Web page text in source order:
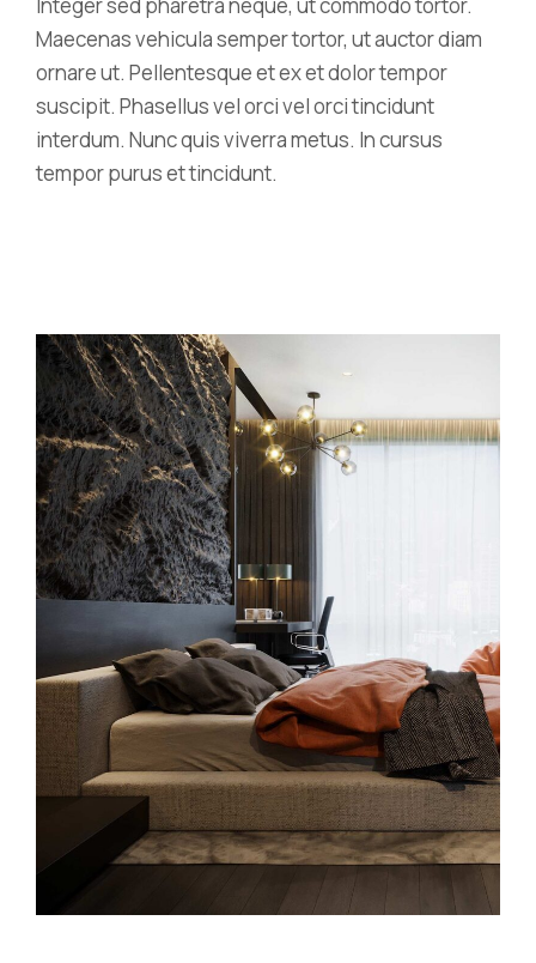
Maecenas vehicula semper tortor, ut auctor diam
ornare ut. Pellentesque et ex et dolor tempor
suscipit. Phasellus vel orci vel orci tincidunt
interdum. Nunc quis viverra metus. In cursus
tempor purus et tincidunt.